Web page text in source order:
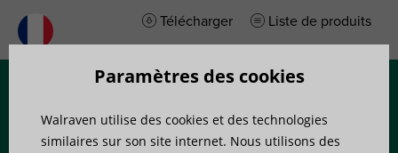
Télécharger Liste de produits
Paramètres des cookies
Walraven utilise des cookies et des technologies
similaires sur son site internet. Nous utilisons des